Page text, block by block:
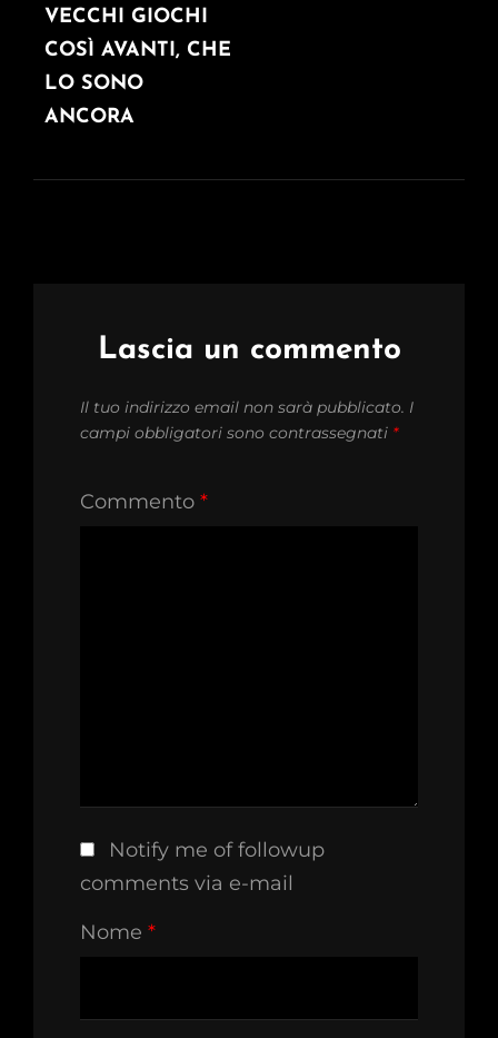
articoli
POST
VECCHI GIOCHI
COSÌ AVANTI, CHE
LO SONO
ANCORA
Lascia un commento
Il tuo indirizzo email non sarà pubblicato. I
campi obbligatori sono contrassegnati *
Commento *
Notify me of followup
comments via e-mail
Nome *